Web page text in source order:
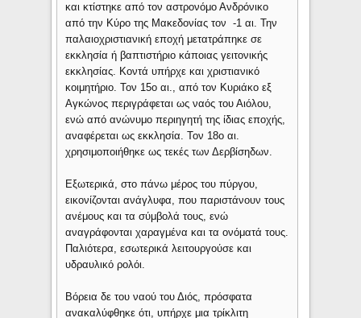
και κτίστηκε από τον αστρονόμο Ανδρόνικο
από την Κύρο της Μακεδονίας τον -1 αι. Την
παλαιοχριστιανική εποχή μετατράπηκε σε
εκκλησία ή βαπτιστήριο κάποιας γειτονικής
εκκλησίας. Κοντά υπήρχε και χριστιανικό
κοιμητήριο. Τον 15ο αι., από τον Κυριάκο εξ
Αγκώνος περιγράφεται ως ναός του Αιόλου,
ενώ από ανώνυμο περιηγητή της ίδιας εποχής,
αναφέρεται ως εκκλησία. Τον 18ο αι.
χρησιμοποιήθηκε ως τεκές των Δερβίσηδων.
Εξωτερικά, στο πάνω μέρος του πύργου,
εικονίζονται ανάγλυφα, που παριστάνουν τους
ανέμους και τα σύμβολά τους, ενώ
αναγράφονται χαραγμένα και τα ονόματά τους.
Παλιότερα, εσωτερικά λειτουργούσε και
υδραυλικό ρολόι.
Βόρεια δε του ναού του Διός, πρόσφατα
ανακαλύφθηκε ότι, υπήρχε μια τρίκλιτη